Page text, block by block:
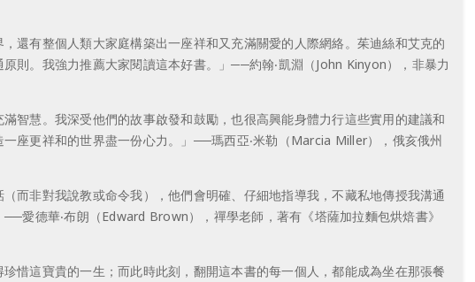
還有整個人類大家庭構築出一座祥和又充滿關愛的人際網絡。茱迪絲和艾克的
則。我強力推薦大家閱讀這本好書。」──約翰‧凱淵（John Kinyon），非暴力
智慧。我深受他們的故事啟發和鼓勵，也很高興能身體力行這些實用的建議和
座更祥和的世界盡一份心力。」──瑪西亞‧米勒（Marcia Miller），俄亥俄州
而非對我說教或命令我），他們會明確、仔細地指導我，不藏私地傳授我溝通
愛德華‧布朗（Edward Brown），禪學老師，著有《塔薩加拉麵包烘焙書》
惜這寶貴的一生；而此時此刻，翻開這本書的每一個人，都能成為坐在那張餐